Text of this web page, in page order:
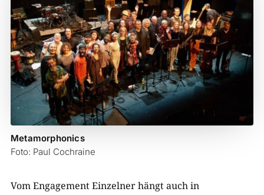
Metamorphonics
Foto: Paul Cochraine
Vom Engagement Einzelner hängt auch in